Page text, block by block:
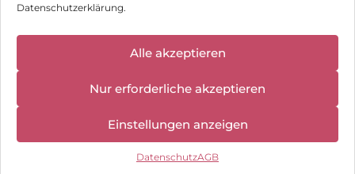
Datenschutzerklärung.
Alle akzeptieren
Nur erforderliche akzeptieren
Einstellungen anzeigen
DatenschutzAGB
Hinweis zur Batterieentsorgung
Newsletter
, Brodos AG – All Rights Reserved.
geschlossen:
10.08.2026 -
18.08.2026
Können wir Dir behilflich sein?